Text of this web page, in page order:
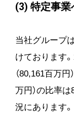
(3) 特定事業
当社グループ
けております
（80,161百万
万円）の比率
況にあります